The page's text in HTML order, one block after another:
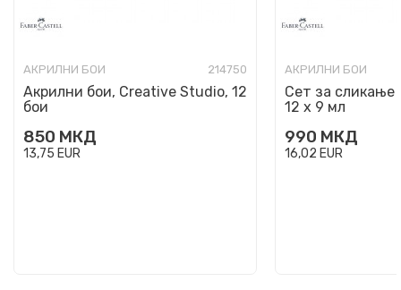
АКРИЛНИ БОИ 214750
Акрилни бои, Creative Studio, 12
бои
850 МКД
13,75 EUR
АКРИЛНИ БОИ
Сет за сликање
12 х 9 мл
990 МКД
16,02 EUR